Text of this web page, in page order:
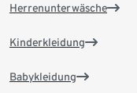
Herrenunterwäsche
Kinderkleidung
Babykleidung